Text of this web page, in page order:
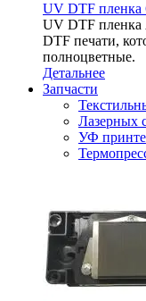
UV DTF пленка
UV DTF пленка
DTF печати,
полноцветные.
Детальнее
Запчасти
Лазерных
УФ